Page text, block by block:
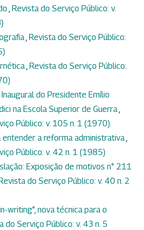
, Revista do Serviço Público: v.
, Revista do Serviço Público:
, Revista do Serviço Público:
Inaugural do Presidente Emílio
na Escola Superior de Guerra,
Público: v. 105 n. 1 (1970)
entender a reforma administrativa,
Público: v. 42 n. 1 (1985)
Exposição de motivos n° 211
do Serviço Público: v. 40 n. 2
writing”, nova técnica para o
do Serviço Público: v. 43 n. 5